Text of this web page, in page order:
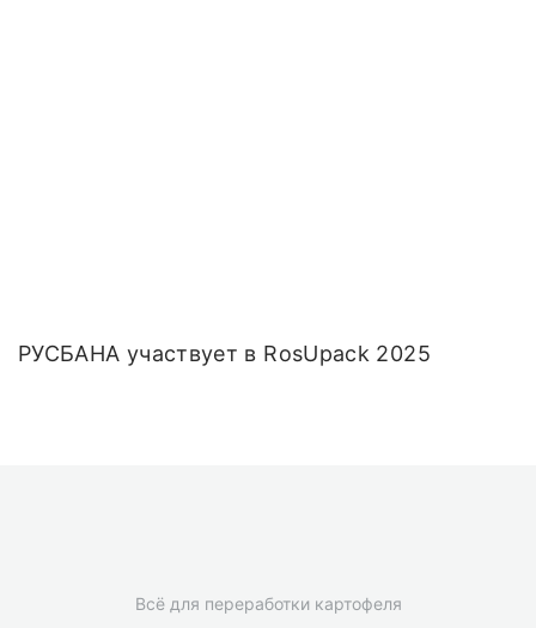
РУСБАНА участвует в RosUpack 2025
Всё для переработки картофеля